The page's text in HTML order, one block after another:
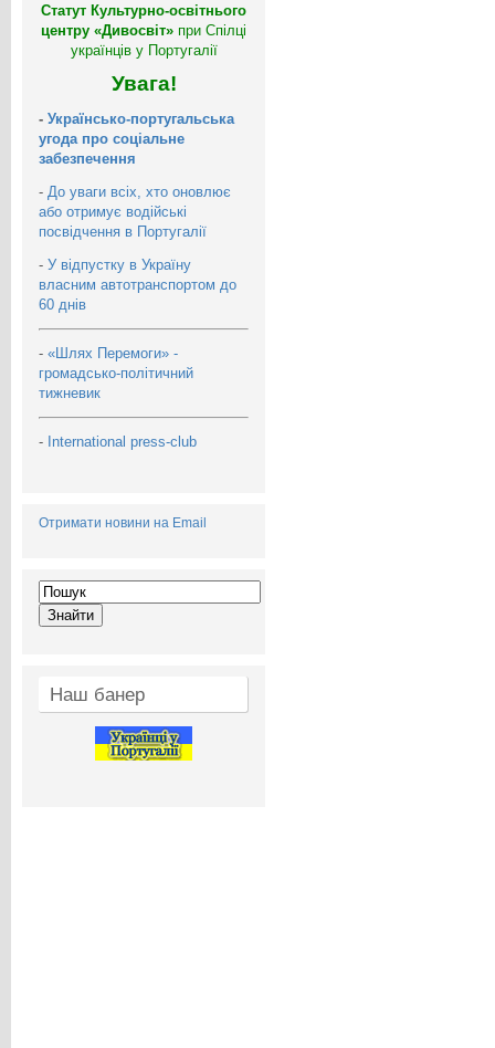
Статут Культурно-освітнього
центру «Дивосвіт» при Спілці
українців у Португалії
Увага!
- Українсько-португальська
угода про соціальне
забезпечення
- До уваги всіх, хто оновлює
або отримує водійські
посвідчення в Португалії
- У відпустку в Україну
власним автотранспортом до
60 днів
- «Шлях Перемоги» -
громадсько-політичний
тижневик
- International press-club
Отримати новини на Email
Наш банер